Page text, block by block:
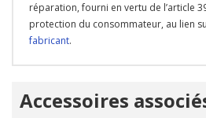
réparation, fourni en vertu de l’article
protection du consommateur, au lien
fabricant.
Accessoires